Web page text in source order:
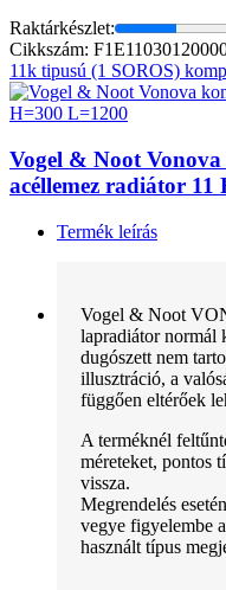
Raktárkészlet:
Cikkszám:
11k tipusú (1 SOROS)
Vogel & Noot
acéllemez radiátor 11
Termék leírás
Vogel & Noot
lapradiátor normál
dugószett nem
illusztráció, a
függően eltérőek
A terméknél
méreteket, pontos
vissza.
Megrendelés
vegye figyelembe
használt típus